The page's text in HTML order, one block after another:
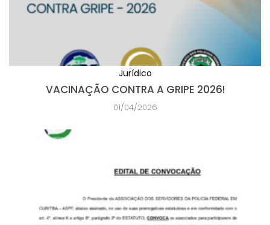
Jurídico
VACINAÇÃO CONTRA A GRIPE 2026!
01/04/2026